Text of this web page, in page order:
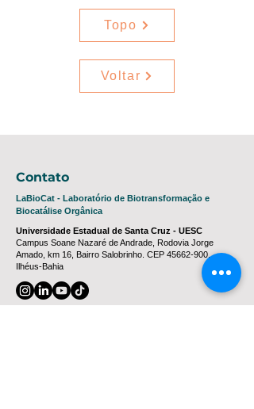
Topo
Voltar
Contato
LaBioCat - Laboratório de Biotransformação e
Biocatálise Orgânica
Universidade Estadual de Santa Cruz - UESC
Campus Soane Nazaré de Andrade, Rodovia Jorge
Amado, km 16, Bairro Salobrinho. CEP 45662-900.
Ilhéus-Bahia